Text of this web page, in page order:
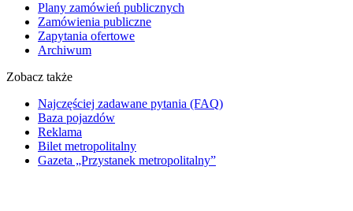
Plany zamówień publicznych
Zamówienia publiczne
Zapytania ofertowe
Archiwum
Zobacz także
Najczęściej zadawane pytania (FAQ)
Baza pojazdów
Reklama
Bilet metropolitalny
Gazeta „Przystanek metropolitalny”